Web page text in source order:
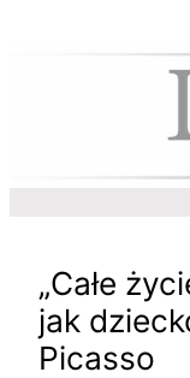
„Całe
jak
Picasso